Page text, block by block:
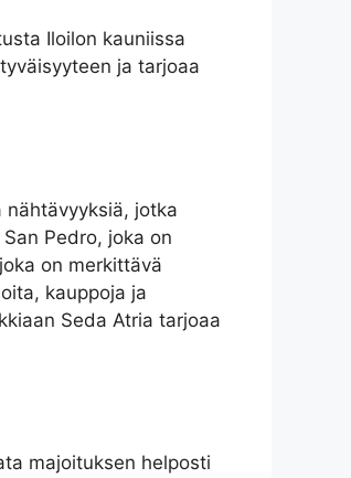
Iloilon kauniissa
ja tarjoaa
nähtävyyksiä, jotka
Pedro, joka on
on merkittävä
kauppoja ja
Seda Atria tarjoaa
majoituksen helposti